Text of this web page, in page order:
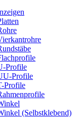
Profile
Profile
Profile
(Selbstklebend)